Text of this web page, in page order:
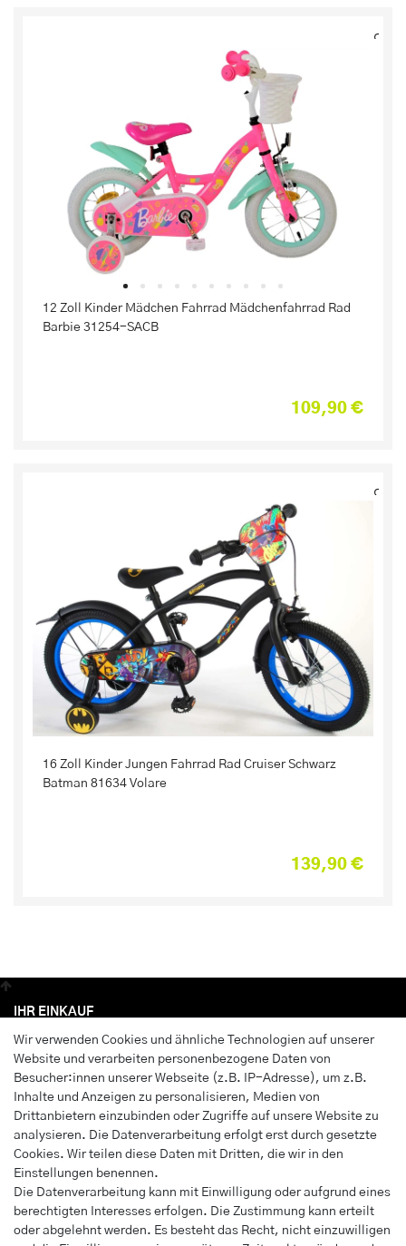
12 Zoll Kinder Mädchen Fahrrad Mädchenfahrrad Rad
Barbie 31254-SACB
109,90 €
16 Zoll Kinder Jungen Fahrrad Rad Cruiser Schwarz
Batman 81634 Volare
139,90 €
Wir verwenden Cookies und ähnliche Technologien auf unserer
Website und verarbeiten personenbezogene Daten von
Besucher:innen unserer Webseite (z.B. IP-Adresse), um z.B.
Inhalte und Anzeigen zu personalisieren, Medien von
Drittanbietern einzubinden oder Zugriffe auf unsere Website zu
analysieren. Die Datenverarbeitung erfolgt erst durch gesetzte
Cookies. Wir teilen diese Daten mit Dritten, die wir in den
Einstellungen benennen.
Die Datenverarbeitung kann mit Einwilligung oder aufgrund eines
berechtigten Interesses erfolgen. Die Zustimmung kann erteilt
oder abgelehnt werden. Es besteht das Recht, nicht einzuwilligen
IHR EINKAUF
Anmelden
Wunschliste
Warenkorb
Kasse
INFORMATIONEN
Widerrufs­recht
Impressum